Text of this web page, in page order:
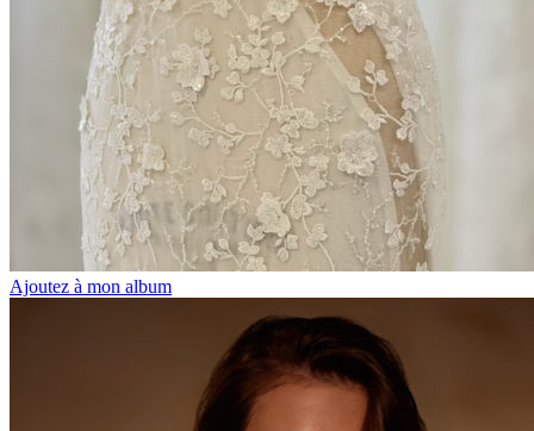
Ajoutez à mon album